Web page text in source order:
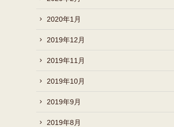
2020年1月
2019年12月
2019年11月
2019年10月
2019年9月
2019年8月